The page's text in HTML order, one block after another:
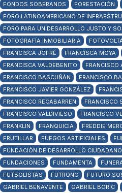
FONDOS SOBERANOS
FORESTACIÓN
FORO LATINOAMERICANO DE
FORO PARA UN DESARROLLO JUSTO Y
FOTOGRAFÍA INMOBILIARIA
FRANCISCA JOFRÉ
FRANCISCA MOYA
FRANCISCA VALDEBENITO
FRANCISCO
FRANCISCO BASCUÑÁN
FRANCISCO
FRANCISCO JAVIER GONZÁLEZ
FRANCISCO RECABARREN
FRANCISCO
FRANCISCO VALDIVIESO
FRANCISCO
FRANKLIN
FRANQUICIA FREDDIE
FRUTILLAR
FUEGOS ARTIFICIALES
FUNDACIÓN DE DESARROLLO CIUDADANO
FUNDACIONES
FUNDAMENTA
FUTBOLISTAS
FUTRONO FUTURO
GABRIEL BENAVENTE
GABRIEL BORIC